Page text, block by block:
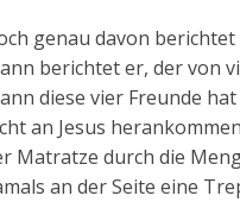
genau davon
berichtet er, der von
diese vier Freunde
an Jesus
Matratze durch die
an der Seite eine